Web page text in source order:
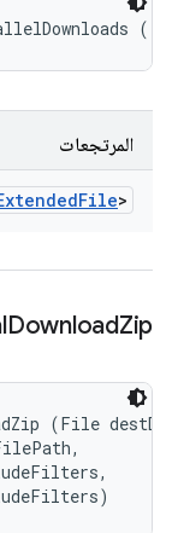
()
المرتجعات
File>
DownloadZip
(File